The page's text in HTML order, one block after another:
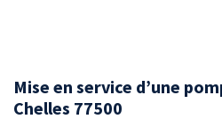
Mise en service d’une
Chelles 77500